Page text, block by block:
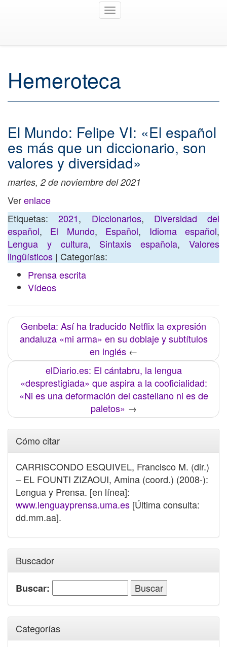
Toggle
Hemeroteca
El Mundo: Felipe VI: «El español
es más que un diccionario, son
valores y diversidad»
martes, 2 de noviembre del 2021
Verenlace
Etiquetas:2021, Diccionarios, Diversidad del
español, El Mundo, Español, Idioma español,
Lengua y cultura, Sintaxis española,Valores
lingüísticos | Categorías:
Prensa escrita
Vídeos
Genbeta: Así ha traducido Netflix la expresión
andaluza «mi arma» en su doblaje y subtítulos
en inglés←
elDiario.es: El cántabru, la lengua
«desprestigiada» que aspira a la cooficialidad:
«Ni es una deformación del castellano ni es de
paletos» →
Cómo citar
CARRISCONDO ESQUIVEL, Francisco M. (dir.)
– EL FOUNTI ZIZAOUI, Amina (coord.) (2008-):
Lengua y Prensa. [en línea]:
www.lenguayprensa.uma.es [Última consulta:
dd.mm.aa].
Buscador
Buscar:
Categorías